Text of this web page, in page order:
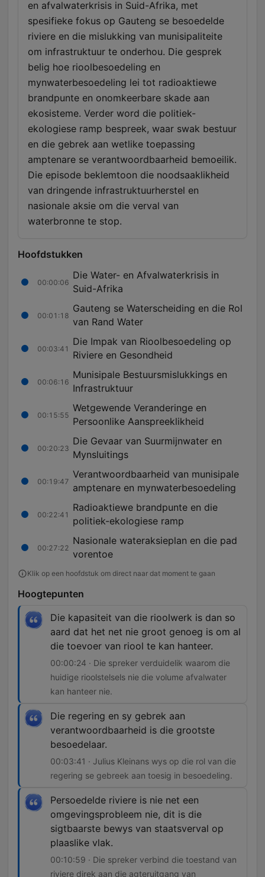
en afvalwaterkrisis in Suid-Afrika, met
spesifieke fokus op Gauteng se besoedelde
riviere en die mislukking van munisipaliteite
om infrastruktuur te onderhou. Die gesprek
belig hoe rioolbesoedeling en
mynwaterbesoedeling lei tot radioaktiewe
brandpunte en onomkeerbare skade aan
ekosisteme. Verder word die politiek-
ekologiese ramp bespreek, waar swak bestuur
en die gebrek aan wetlike toepassing
amptenare se verantwoordbaarheid bemoeilik.
Die episode beklemtoon die noodsaaklikheid
van dringende infrastruktuurherstel en
nasionale aksie om die verval van
waterbronne te stop.
Hoofdstukken
00:00:06
Die Water- en Afvalwaterkrisis in
Suid-Afrika
00:01:18
Gauteng se Waterscheiding en die Rol
van Rand Water
00:03:41
Die Impak van Rioolbesoedeling op
Riviere en Gesondheid
00:06:16
Munisipale Bestuursmislukkings en
Infrastruktuur
00:15:55
Wetgewende Veranderinge en
Persoonlike Aanspreeklikheid
00:20:23
Die Gevaar van Suurmijnwater en
Mynsluitings
00:19:47
Verantwoordbaarheid van munisipale
amptenare en mynwaterbesoedeling
00:22:41
Radioaktiewe brandpunte en die
politiek-ekologiese ramp
00:27:22
Nasionale wateraksieplan en die pad
vorentoe
Klik op een hoofdstuk om direct naar dat moment te gaan
Hoogtepunten
Die kapasiteit van die rioolwerk is dan so
aard dat het net nie groot genoeg is om al
die toevoer van riool te kan hanteer.
00:00:24 · Die spreker verduidelik waarom die
huidige rioolstelsels nie die volume afvalwater
kan hanteer nie.
Die regering en sy gebrek aan
verantwoordbaarheid is die grootste
besoedelaar.
00:03:41 · Julius Kleinans wys op die rol van die
regering se gebreek aan toesig in besoedeling.
Persoedelde riviere is nie net een
omgevingsprobleem nie, dit is die
sigtbaarste bewys van staatsverval op
plaaslike vlak.
00:10:59 · Die spreker verbind die toestand van
riviere direk aan die agteruitgang van